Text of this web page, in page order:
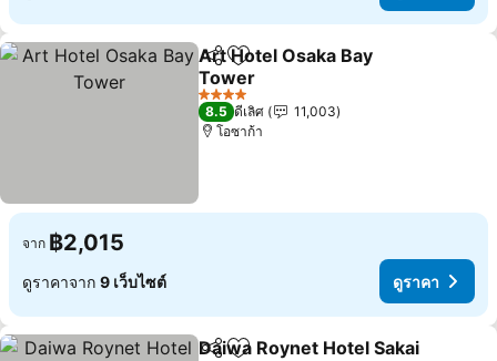
แชร์ เพิ่มในรายการโปรด
Art Hotel Osaka Bay
Tower
4 ดาว
8.5 ดีเลิศ
11,003
โอซาก้า
จาก ฿2,015
ดูราคาจาก 9 เว็บไซต์ ดูราคา
Daiwa Roynet Hotel Sakai